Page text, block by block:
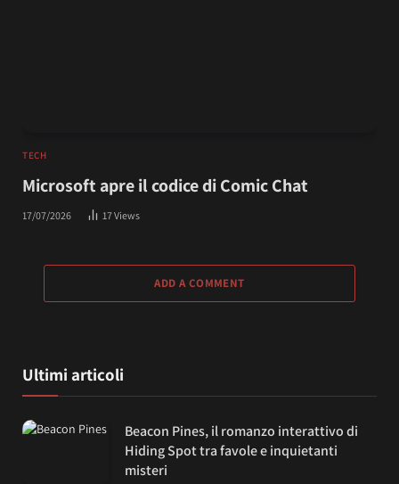
TECH
Microsoft apre il codice di Comic Chat
17/07/2026 17Views
ADD A COMMENT
Ultimi articoli
Beacon Pines, il romanzo interattivo di
Hiding Spot tra favole e inquietanti
misteri